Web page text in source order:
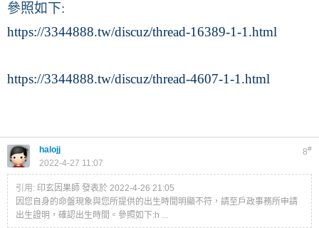
參照如下:
https://3344888.tw/discuz/thread-16389-1-1.html
https://3344888.tw/discuz/thread-4607-1-1.html
8#
halojj
2022-4-27 11:07
引用: 印玄因果師 發表於 2022-4-26 21:05
因您自身的命盤現象與您所提供的出生時間明顯不符，請至戶政事務所申請
出生證明，確認出生時間。參照如下:h ...